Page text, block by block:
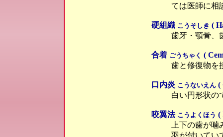
ては医師に相
硬組織 こうそしき (
歯牙・顎骨、
合着 ごうちゃく (
歯と修復物を
口内炎 こうないえん (
白い円形状の
咬翼法 こうよくほう (
上下の歯が
羽が付いてい